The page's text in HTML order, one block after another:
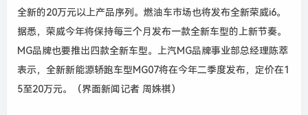
全新的20万元以上产品序列。燃油车市场也将发布全新荣威i6。
据悉，荣威今年将保持每三个月发布一款全新车型的上新节奏。
MG品牌也要推出四款全新车型。上汽MG品牌事业部总经理陈萃
表示，全新新能源轿跑车型MG07将在今年二季度发布，定价在1
5至20万元。（界面新闻记者 周姝祺）